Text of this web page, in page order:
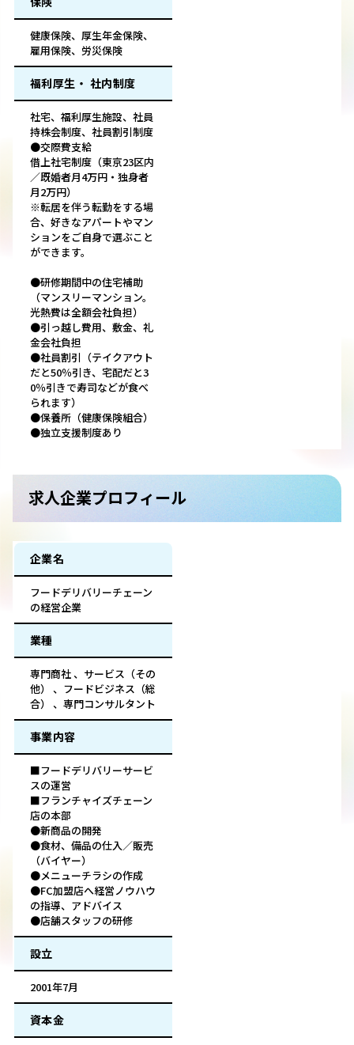
健康保険、厚生年金保険、
雇用保険、労災保険
福利厚生・ 社内制度
社宅、福利厚生施設、社員
持株会制度、社員割引制度
●交際費支給
借上社宅制度（東京23区内
／既婚者月4万円・独身者
月2万円）
※転居を伴う転勤をする場
合、好きなアパートやマン
ションをご自身で選ぶこと
ができます。
●研修期間中の住宅補助
（マンスリーマンション。
光熱費は全額会社負担）
●引っ越し費用、敷金、礼
金会社負担
●社員割引（テイクアウト
だと50％引き、宅配だと3
0％引きで寿司などが食べ
られます）
●保養所（健康保険組合）
●独立支援制度あり
求人企業プロフィール
企業名
フードデリバリーチェーン
の経営企業
業種
専門商社 、サービス（その
他） 、フードビジネス（総
合） 、専門コンサルタント
事業内容
■フードデリバリーサービ
スの運営
■フランチャイズチェーン
店の本部
●新商品の開発
●食材、備品の仕入／販売
（バイヤー）
●メニューチラシの作成
●FC加盟店へ経営ノウハウ
の指導、アドバイス
●店舗スタッフの研修
設立
2001年7月
資本金